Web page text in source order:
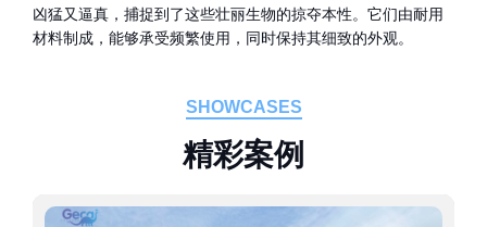
凶猛又逼真，捕捉到了这些壮丽生物的掠夺本性。它们由耐用
材料制成，能够承受频繁使用，同时保持其细致的外观。
SHOWCASES
精彩案例